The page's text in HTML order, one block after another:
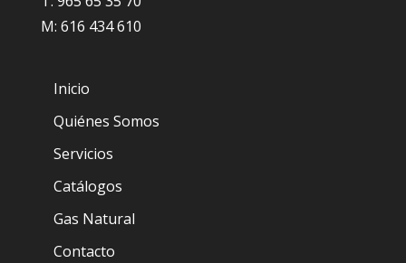
M: 616 434 610
Inicio
Quiénes Somos
Servicios
Catálogos
Gas Natural
Contacto